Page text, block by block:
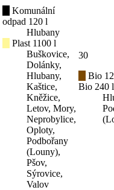
Komunální
odpad 120 l
Hlubany
Plast 1100 l
Buškovice,
Dolánky,
Hlubany,
Kaštice,
Kněžice,
Letov, Mory,
Neprobylice,
Oploty,
Podbořany
(Louny),
Pšov,
Sýrovice,
Valov
30
Bio
Bio 240 l